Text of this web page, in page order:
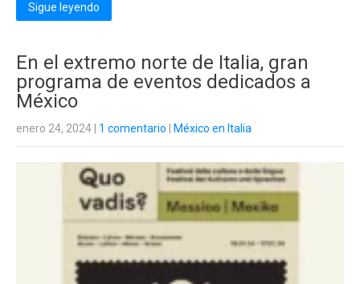
Sigue leyendo
En el extremo norte de Italia, gran
programa de eventos dedicados a
México
enero 24, 2024 1 comentario México en Italia